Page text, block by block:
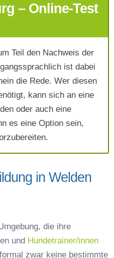
Daten akzeptiere ich die
– Online-Test
Teil den Nachweis der
ist dabei
die Rede. Wer diesen
kann sich an eine
oder auch eine
es eine Option sein,
in Welden
die ihre
und Hundetrainer/innen
zwar keine bestimmte